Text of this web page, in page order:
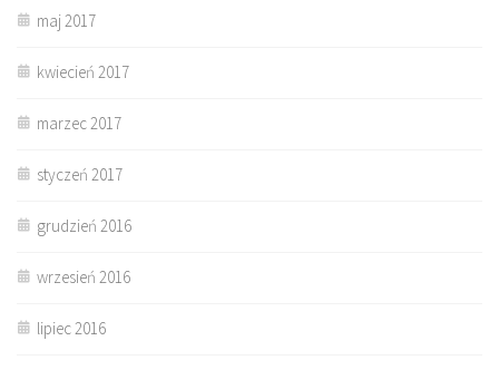
maj 2017
kwiecień 2017
marzec 2017
styczeń 2017
grudzień 2016
wrzesień 2016
lipiec 2016